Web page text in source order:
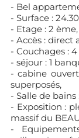
- Bel
- Surface :
- Etage : 2 ème,
- Accès : direct
- Couchages : 4
- séjour : 1
- cabine
superposés,
- Salle de bains
- Exposition :
massif du
-